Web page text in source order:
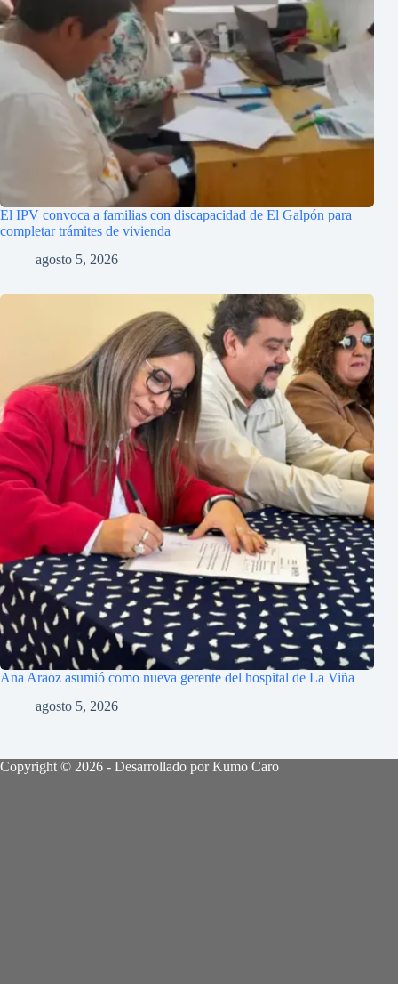
El IPV convoca a familias con discapacidad de El Galpón para
completar trámites de vivienda
agosto 5, 2026
Ana Araoz asumió como nueva gerente del hospital de La Viña
agosto 5, 2026
Copyright © 2026 - Desarrollado por Kumo Caro